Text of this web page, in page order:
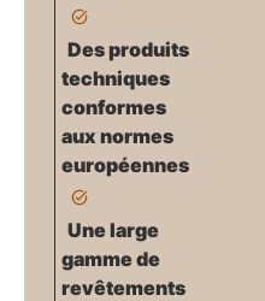
Desproduits
techniques
conformes
aux normes
européennes
Unelarge
gamme de
revêtements